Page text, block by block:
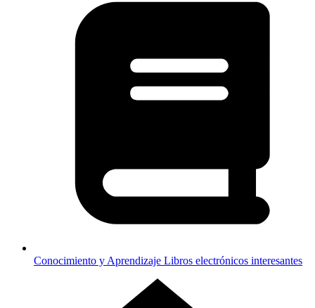
Conocimiento y Aprendizaje Libros electrónicos interesantes